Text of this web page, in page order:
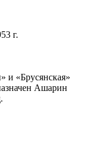
г.
и «Брусянская»
Ашарин